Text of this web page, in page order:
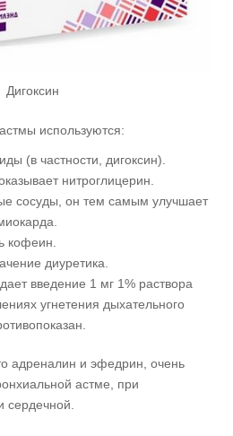
Дигоксин
используются:
(в частности, дигоксин).
нитроглицерин.
сосуды, он тем самым улучшает
кофеин.
диуретика.
введение 1 мг 1% раствора
угнетения дыхательного
адреналин и эфедрин, очень
астме, при
сердечной.